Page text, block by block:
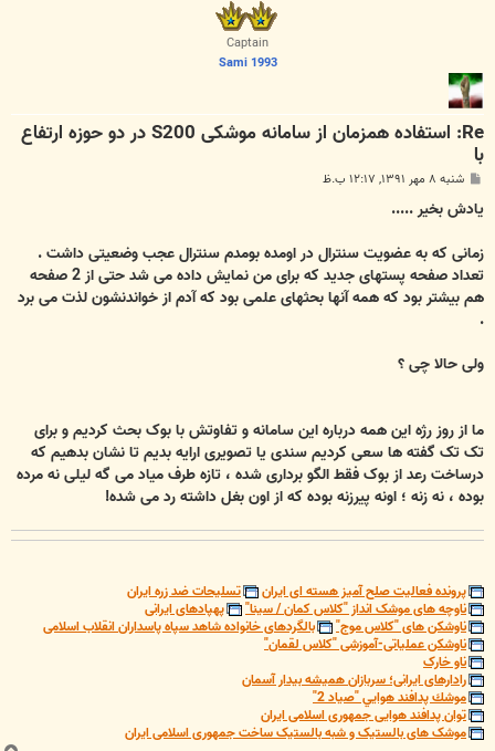
Captain
Sami 1993
Re: استفاده همزمان از سامانه موشکی S200 در دو حوزه ارتفاع
با
پ
ت
شنبه ۸ مهر ۱۳۹۱, ۱۲:۱۷ ب.ظ
یادش بخیر .....
زمانی که به عضویت سنترال در اومده بومدم سنترال عجب وضعیتی داشت .
تعداد صفحه پستهای جدید که برای من نمایش داده می شد حتی از 2 صفحه
هم بیشتر بود که همه آنها بحثهای علمی بود که آدم از خواندنشون لذت می برد
ولی حالا چی ؟
ما از روز رژه این همه درباره این سامانه و تفاوتش با بوک بحث کردیم و برای
تک تک گفته ها سعی کردیم سندی یا تصویری ارایه بدیم تا نشان بدهیم که
درساخت رعد از بوک فقط الگو برداری شده ، تازه طرف میاد می گه لیلی نه مرده
بوده ، نه زنه ؛ اونه پیرزنه بوده که از اون بغل داشته رد می شده!
پرونده فعالیت صلح آمیز هسته ای ایران
تسلیحات ضد زره ایران
ناوچه های موشک انداز "کلاس کمان / سینا"
پهپادهای ایرانی
ناوشکن های "کلاس موج"
بالگردهای خانواده شاهد سپاه پاسداران انقلاب اسلامی
ناوشکن عملیاتی-آموزشی "کلاس لقمان"
ناو خارک
رادارهای ایرانی؛ سربازان همیشه بیدار آسمان
موشك پدافند هوايي "صياد 2"
توان پدافند هوایی جمهوری اسلامی ایران
موشک های بالستیک و شبه بالستیک ساخت جمهوری اسلامی ایران